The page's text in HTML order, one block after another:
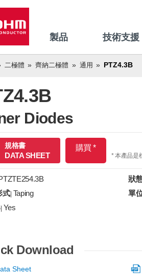
製品 技術支援
二極體 齊納二極體 通用 PTZ4.3B
Diodes
規格書
DATA SHEET
購買 *
* 本產品是
狀
式| Taping 單
| Yes
Download
Sheet